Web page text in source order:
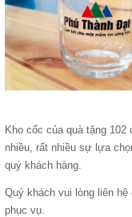
Kho cốc của quà tặng 102
nhiều, rất nhiều sự lựa
quý khách hàng.
Quý khách vui lòng liên
phục vụ.